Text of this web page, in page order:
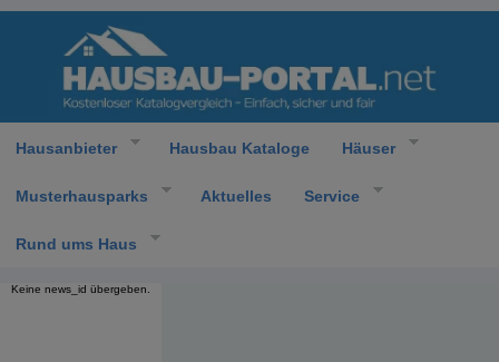
Hausanbieter Hausbau Kataloge Häuser
Musterhausparks Aktuelles Service
Rund ums Haus
Keine news_id übergeben.